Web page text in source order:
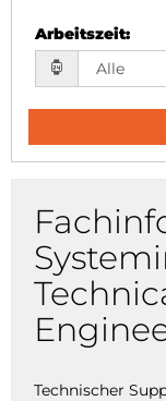
Arbeitszeit:
Technischer